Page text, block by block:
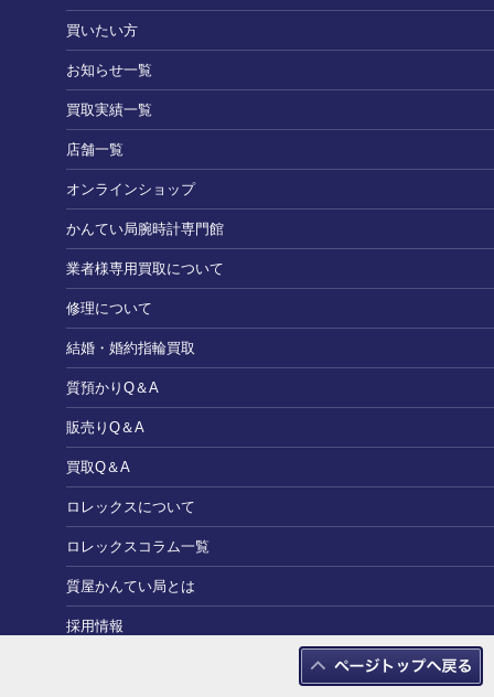
買いたい方
お知らせ一覧
買取実績一覧
店舗一覧
オンラインショップ
かんてい局腕時計専門館
業者様専用買取について
修理について
結婚・婚約指輪買取
質預かりQ＆A
販売りQ＆A
買取Q＆A
ロレックスについて
ロレックスコラム一覧
質屋かんてい局とは
採用情報